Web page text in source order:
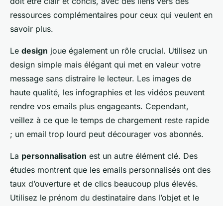
ressources complémentaires pour ceux qui veulent en
savoir plus.
Le design joue également un rôle crucial. Utilisez un
design simple mais élégant qui met en valeur votre
message sans distraire le lecteur. Les images de
haute qualité, les infographies et les vidéos peuvent
rendre vos emails plus engageants. Cependant,
veillez à ce que le temps de chargement reste rapide
; un email trop lourd peut décourager vos abonnés.
La personnalisation est un autre élément clé. Des
études montrent que les emails personnalisés ont des
taux d’ouverture et de clics beaucoup plus élevés.
Utilisez le prénom du destinataire dans l’objet et le